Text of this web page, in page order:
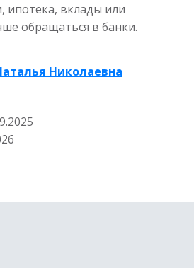
ипотека, вклады или
обращаться в банки.
Николаевна